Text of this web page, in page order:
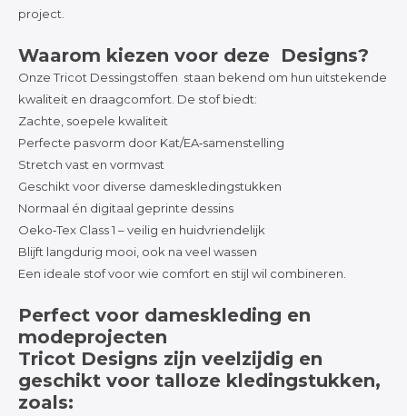
project.
Waarom kiezen voor deze Designs?
Onze Tricot Dessingstoffen staan bekend om hun uitstekende
kwaliteit en draagcomfort. De stof biedt:
Zachte, soepele kwaliteit
Perfecte pasvorm door Kat/EA‑samenstelling
Stretch vast en vormvast
Geschikt voor diverse dameskledingstukken
Normaal én digitaal geprinte dessins
Oeko‑Tex Class 1 – veilig en huidvriendelijk
Blijft langdurig mooi, ook na veel wassen
Een ideale stof voor wie comfort en stijl wil combineren.
Perfect voor dameskleding en
modeprojecten
Tricot Designs zijn veelzijdig en
geschikt voor talloze kledingstukken,
zoals: